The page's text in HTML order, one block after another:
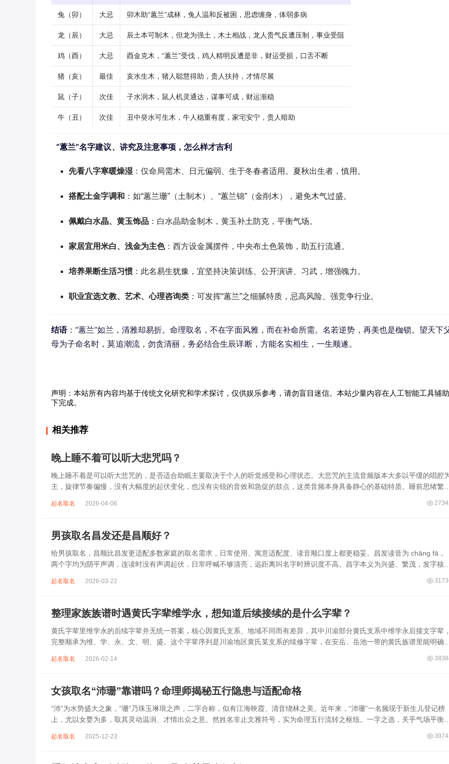
兔（卯） 大忌 卯木助“蕙兰”成林，兔人温和反被困，思虑缠身，体弱多病
龙（辰） 大忌 辰土本可制木，但龙为强土，木土相战，龙人贵气反遭压制，事业受阻
鸡（酉） 大忌 酉金克木，“蕙兰”受伐，鸡人精明反遭是非，财运受损，口舌不断
猪（亥） 最佳 亥水生木，猪人聪慧得助，贵人扶持，才情尽展
鼠（子） 次佳 子水润木，鼠人机灵通达，谋事可成，财运渐稳
牛（丑） 次佳 丑中癸水可生木，牛人稳重有度，家宅安宁，贵人暗助
“蕙兰”名字建议、讲究及注意事项，怎么样才吉利
先看八字寒暖燥湿 ：仅命局需木、日元偏弱、生于冬春者适用。夏秋出生者，慎用。
搭配土金字调和 ：如“蕙兰珊”（土制木）、“蕙兰锦”（金削木），避免木气过盛。
佩戴白水晶、黄玉饰品 ：白水晶助金制木，黄玉补土防克，平衡气场。
家居宜用米白、浅金为主色：西方设金属摆件，中央布土色装饰，助五行流通。
培养果断生活习惯 ：此名易生犹豫，宜坚持决策训练、公开演讲、习武，增强魄力。
职业宜选文教、艺术、心理咨询类 ：可发挥“蕙兰”之细腻特质，忌高风险、强竞争行业。
结语：“蕙兰”如兰，清雅却易折。命理取名，不在字面风雅，而在补命所需。名若逆势，再美也是枷锁。望天下
母为子命名时，莫追潮流，勿贪清丽，务必结合生辰详断，方能名实相生，一生顺遂。
声明：本站所有内容均基于传统文化研究和学术探讨，仅供娱乐参考，请勿盲目迷信。本站少量内容在人工智能工具辅助
下完成。
相关推荐
晚上睡不着可以听大悲咒吗？
晚上睡不着是可以听大悲咒的，是否适合助眠主要取决于个人的听觉感受和心理状态。大悲咒的主流音频版本大多以平缓的唱腔
主，旋律节奏偏慢，没有大幅度的起伏变化，也没有尖锐的音效和急促的鼓点，这类音频本身具备静心的基础特质。睡前思绪繁
起名取名 2026-04-06
男孩取名昌发还是昌顺好？
给男孩取名，昌顺比昌发更适配多数家庭的取名需求，日常使用、寓意适配度、读音顺口度上都更稳妥。昌发读音为 chāng fā，
两个字均为阴平声调，连读时没有声调起伏，日常呼喊不够清亮，远距离叫名字时辨识度不高。昌字本义为兴盛、繁茂，发字核
起名取名 2026-03-22
整理家族族谱时遇黄氏字辈维学永，想知道后续接续的是什么字辈？
黄氏字辈里维学永的后续字辈并无统一答案，核心因黄氏支系、地域不同而有差异，其中川渝部分黄氏支系中维学永后接文字辈
完整顺承为维、学、永、文、明、盛。这个字辈序列是川渝地区黄氏某支系的续修字辈，在安岳、岳池一带的黄氏族谱里能明确
起名取名 2026-02-14
女孩取名“沛珊”靠谱吗？命理师揭秘五行隐患与适配命格
“沛”为水势盛大之象，“珊”乃珠玉琳琅之声，二字合称，似有江海映霞、清音绕林之美。近年来，“沛珊”一名频现于新生儿登记榜
上，尤以女婴为多，取其灵动温润、才情出众之意。然姓名非止文雅符号，实为命理五行流转之枢纽。一字之选，关乎气场平衡
起名取名 2025-12-23